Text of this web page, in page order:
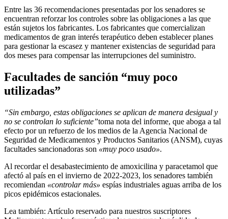
Entre las 36 recomendaciones presentadas por los senadores se
encuentran reforzar los controles sobre las obligaciones a las que
están sujetos los fabricantes. Los fabricantes que comercializan
medicamentos de gran interés terapéutico deben establecer planes
para gestionar la escasez y mantener existencias de seguridad para
dos meses para compensar las interrupciones del suministro.
Facultades de sanción “muy poco
utilizadas”
“Sin embargo, estas obligaciones se aplican de manera desigual y
no se controlan lo suficiente”toma nota del informe, que aboga a tal
efecto por un refuerzo de los medios de la Agencia Nacional de
Seguridad de Medicamentos y Productos Sanitarios (ANSM), cuyas
facultades sancionadoras son «muy poco usado».
Al recordar el desabastecimiento de amoxicilina y paracetamol que
afectó al país en el invierno de 2022-2023, los senadores también
recomiendan «controlar más» espías industriales aguas arriba de los
picos epidémicos estacionales.
Lea también: Artículo reservado para nuestros suscriptores